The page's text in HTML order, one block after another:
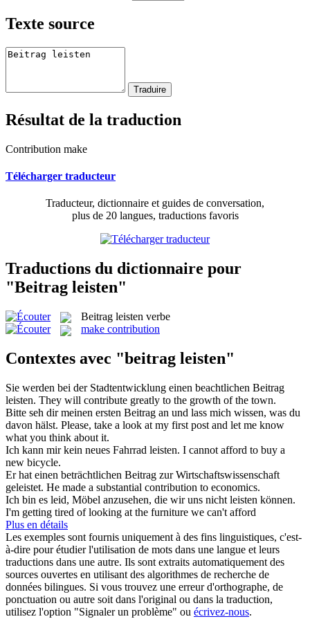
Texte source
Résultat de la traduction
Contribution make
Télécharger traducteur
Traducteur, dictionnaire et guides de conversation,
plus de 20 langues, traductions favoris
Traductions du dictionnaire pour
"Beitrag leisten"
Beitrag leisten verbe
make contribution
Contextes avec "beitrag leisten"
Sie werden bei der Stadtentwicklung einen beachtlichen Beitrag
leisten. They will contribute greatly to the growth of the town.
Bitte seh dir meinen ersten Beitrag an und lass mich wissen, was du
davon hälst. Please, take a look at my first post and let me know
what you think about it.
Ich kann mir kein neues Fahrrad leisten. I cannot afford to buy a
new bicycle.
Er hat einen beträchtlichen Beitrag zur Wirtschaftswissenschaft
geleistet. He made a substantial contribution to economics.
Ich bin es leid, Möbel anzusehen, die wir uns nicht leisten können.
I'm getting tired of looking at the furniture we can't afford
Plus en détails
Les exemples sont fournis uniquement à des fins linguistiques, c'est-
à-dire pour étudier l'utilisation de mots dans une langue et leurs
traductions dans une autre. Ils sont extraits automatiquement des
sources ouvertes en utilisant des algorithmes de recherche de
données bilingues. Si vous trouvez une erreur d'orthographe, de
ponctuation ou autre soit dans l'original ou dans la traduction,
utilisez l'option "Signaler un problème" ou écrivez-nous.